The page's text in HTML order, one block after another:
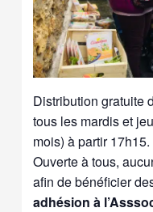
Distribution gratuite
tous les mardis et
mois) à partir 17h15.
Ouverte à tous,
afin de bénéficier
adhésion à